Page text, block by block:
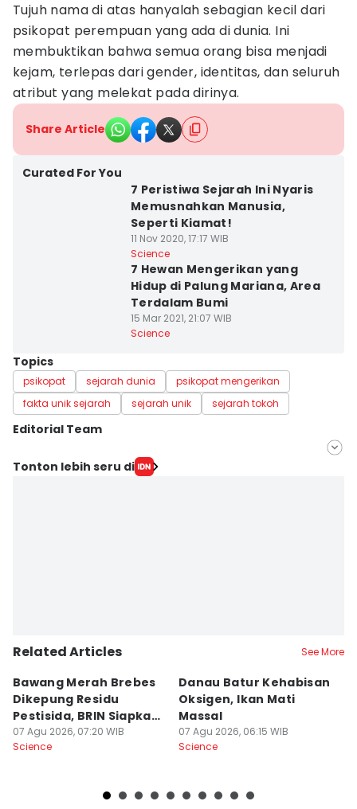
Tujuh nama di atas hanyalah sebagian kecil dari
psikopat perempuan yang ada di dunia. Ini
membuktikan bahwa semua orang bisa menjadi
kejam, terlepas dari gender, identitas, dan seluruh
atribut yang melekat pada dirinya.
Share Article
Curated For You
7 Peristiwa Sejarah Ini Nyaris
Memusnahkan Manusia,
Seperti Kiamat!
11 Nov 2020, 17:17 WIB
Science
7 Hewan Mengerikan yang
Hidup di Palung Mariana, Area
Terdalam Bumi
15 Mar 2021, 21:07 WIB
Science
Topics
psikopat sejarah dunia
psikopat mengerikan
fakta unik sejarah
sejarah unik sejarah tokoh
Editorial Team
Editor
Tonton lebih seru di
Related Articles See More
Bawang Merah Brebes
Dikepung Residu
Pestisida, BRIN Siapkan
Solusi
07 Agu 2026, 07:20 WIB
Science
Danau Batur Kehabisan
Oksigen, Ikan Mati
Massal
07 Agu 2026, 06:15 WIB
Science